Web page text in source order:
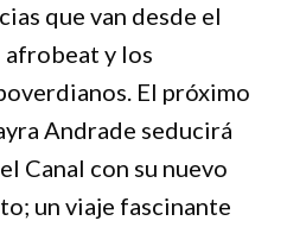
que van desde el
afrobeat y los
El próximo
Andrade seducirá
Canal con su nuevo
un viaje fascinante